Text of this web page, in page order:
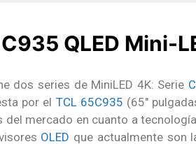
QLED Mini-
dos series de MiniLED 4K: Serie
por el TCL 65C935 (65″
del mercado en cuanto a
OLED que actualmente son